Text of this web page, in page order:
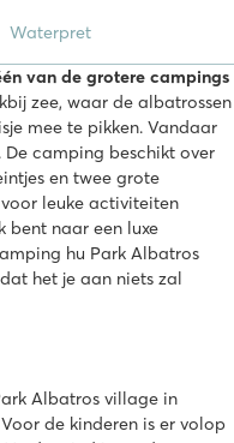
Waterpret
van de grotere campings
zee, waar de albatrossen
mee te pikken. Vandaar
camping beschikt over
en twee grote
leuke activiteiten
bent naar een luxe
hu Park Albatros
het je aan niets zal
Albatros village in
de kinderen is er volop